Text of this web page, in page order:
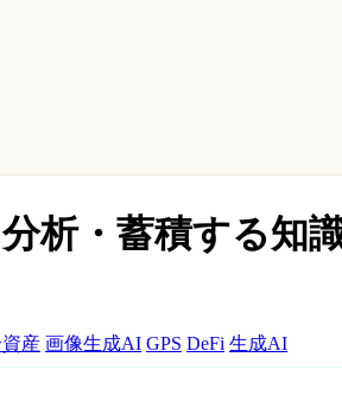
析・蓄積する知
産 画像生成AI GPS DeFi 生成AI